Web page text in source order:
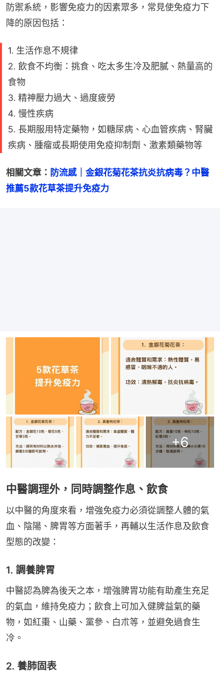
防禦系統，影響免疫力的因素眾多，常見使免疫力下
降的原因包括：
1. 生活作息不規律
2. 飲食不均衡：挑食、吃太多生冷及肥膩、熱量高的
食物
3. 精神壓力過大、過度疲勞
4. 慢性疾病
5. 長期服用特定藥物，如糖尿病、心血管疾病、腎臟
疾病、腫瘤或長期使用免疫抑制劑、激素類藥物等
相關文章： 防流感｜金銀花菊花茶抗炎抗病毒？中醫
推薦5款花草茶提升免疫力
+6
中醫調理外，同時調整作息、飲食
以中醫的角度來看，增強免疫力必須從調整人體的氣
血、陰陽、脾胃等方面著手，再輔以生活作息及飲食
型態的改變：
1. 調養脾胃
中醫認為脾為後天之本，增強脾胃功能有助產生充足
的氣血，維持免疫力；飲食上可加入健脾益氣的藥
物，如紅棗、山藥、黨參、白朮等，並避免過食生
冷。
2. 養肺固表